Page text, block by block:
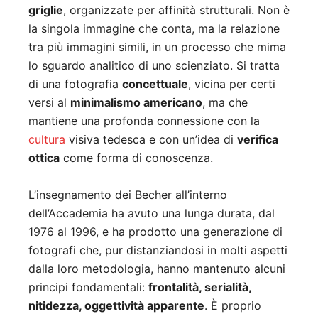
griglie, organizzate per affinità strutturali. Non è
la singola immagine che conta, ma la relazione
tra più immagini simili, in un processo che mima
lo sguardo analitico di uno scienziato. Si tratta
di una fotografia concettuale, vicina per certi
versi al minimalismo americano, ma che
mantiene una profonda connessione con la
cultura visiva tedesca e con un’idea di verifica
ottica come forma di conoscenza.
L’insegnamento dei Becher all’interno
dell’Accademia ha avuto una lunga durata, dal
1976 al 1996, e ha prodotto una generazione di
fotografi che, pur distanziandosi in molti aspetti
dalla loro metodologia, hanno mantenuto alcuni
principi fondamentali: frontalità, serialità,
nitidezza, oggettività apparente. È proprio